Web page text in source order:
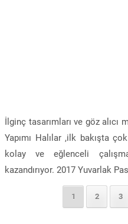
İlginç tasarımları ve göz alıcı
Yapımı Halılar ,ilk bakışta
kolay ve eğlenceli
kazandırıyor. 2017 Yuvarlak
1 2 3